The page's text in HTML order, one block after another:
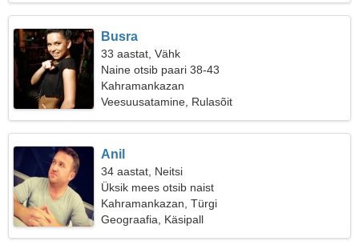
Busra
33 aastat, Vähk
Naine otsib paari 38-43
Kahramankazan
Veesuusatamine, Rulasõit
Anil
34 aastat, Neitsi
Üksik mees otsib naist
Kahramankazan, Türgi
Geograafia, Käsipall